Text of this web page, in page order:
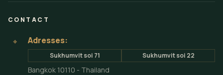
CONTACT
⌖ Adresses:
Sukhumvit soi 71 Sukhumvit soi 22
Bangkok 10110 - Thailand